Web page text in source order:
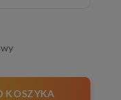
KOSZYKA